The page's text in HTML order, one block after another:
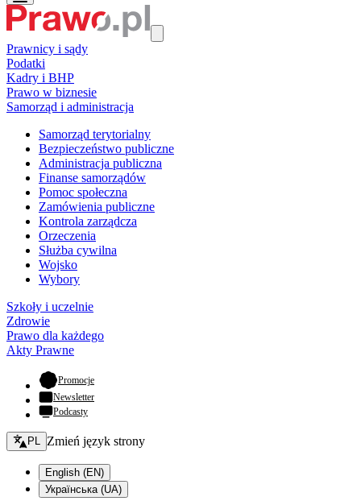
Prawnicy i sądy
Podatki
Kadry i BHP
Prawo w biznesie
Samorząd i administracja
Samorząd terytorialny
Bezpieczeństwo publiczne
Administracja publiczna
Finanse samorządów
Pomoc społeczna
Zamówienia publiczne
Kontrola zarządcza
Orzeczenia
Służba cywilna
Wojsko
Wybory
Szkoły i uczelnie
Zdrowie
Prawo dla każdego
Akty Prawne
Promocje- otwiera się w nowej karcie
Newsletter
Podcasty
Zmień język - bieżący:
PL Zmień język strony
English (EN)
Українська (UA)